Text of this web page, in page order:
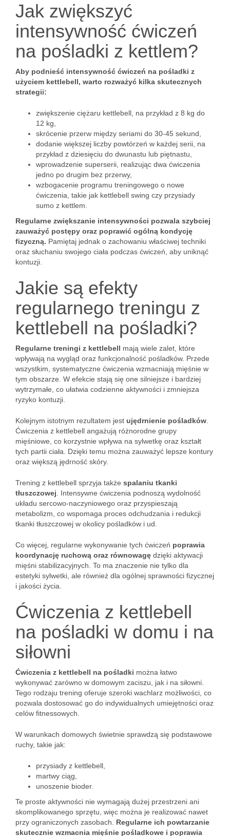
Jak zwiększyć
intensywność ćwiczeń
na pośladki z kettlem?
Aby podnieść intensywność ćwiczeń na pośladki z
użyciem kettlebell, warto rozważyć kilka skutecznych
strategii:
zwiększenie ciężaru kettlebell, na przykład z 8 kg do
12 kg,
skrócenie przerw między seriami do 30-45 sekund,
dodanie większej liczby powtórzeń w każdej serii, na
przykład z dziesięciu do dwunastu lub piętnastu,
wprowadzenie superserii, realizując dwa ćwiczenia
jedno po drugim bez przerwy,
wzbogacenie programu treningowego o nowe
ćwiczenia, takie jak kettlebell swing czy przysiady
sumo z kettlem.
Regularne zwiększanie intensywności pozwala szybciej
zauważyć postępy oraz poprawić ogólną kondycję
fizyczną. Pamiętaj jednak o zachowaniu właściwej techniki
oraz słuchaniu swojego ciała podczas ćwiczeń, aby uniknąć
kontuzji.
Jakie są efekty
regularnego treningu z
kettlebell na pośladki?
Regularne treningi z kettlebell mają wiele zalet, które
wpływają na wygląd oraz funkcjonalność pośladków. Przede
wszystkim, systematyczne ćwiczenia wzmacniają mięśnie w
tym obszarze. W efekcie stają się one silniejsze i bardziej
wytrzymałe, co ułatwia codzienne aktywności i zmniejsza
ryzyko kontuzji.
Kolejnym istotnym rezultatem jest ujędrnienie pośladków
Ćwiczenia z kettlebell angażują różnorodne grupy
mięśniowe, co korzystnie wpływa na sylwetkę oraz kształt
tych partii ciała. Dzięki temu można zauważyć lepsze kontury
oraz większą jędrność skóry.
Trening z kettlebell sprzyja także spalaniu tkanki
tłuszczowej . Intensywne ćwiczenia podnoszą wydolność
układu sercowo-naczyniowego oraz przyspieszają
metabolizm, co wspomaga proces odchudzania i redukcji
tkanki tłuszczowej w okolicy pośladków i ud.
Co więcej, regularne wykonywanie tych ćwiczeń poprawia
koordynację ruchową oraz równowagę dzięki aktywacji
mięśni stabilizacyjnych. To ma znaczenie nie tylko dla
estetyki sylwetki, ale również dla ogólnej sprawności fizycznej
i jakości życia.
Ćwiczenia z kettlebell
na pośladki w domu i na
siłowni
Ćwiczenia z kettlebell na pośladki można łatwo
wykonywać zarówno w domowym zaciszu, jak i na siłowni.
Tego rodzaju trening oferuje szeroki wachlarz możliwości, co
pozwala dostosować go do indywidualnych umiejętności oraz
celów fitnessowych.
W warunkach domowych świetnie sprawdzą się podstawowe
ruchy, takie jak:
przysiady z kettlebell,
martwy ciąg,
unoszenie bioder.
Te proste aktywności nie wymagają dużej przestrzeni ani
skomplikowanego sprzętu, więc można je realizować nawet
przy ograniczonych zasobach. Regularne ich powtarzanie
skutecznie wzmacnia mięśnie pośladkowe i poprawia